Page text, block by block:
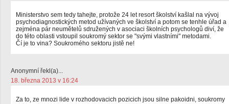
Ministerstvo sem tedy tahejte, protože 24 let resort školství kašlal na vývoj
psychodiagnostických metod užívaných ve školství a potom se tenhle úřad a
zejména pár neumětelů sdružených v asociaci školních psychologů diví, že
do této oblasti vstoupil soukromý sektor se "svými vlastními" metodami.
Čí je to vina? Soukromého sektoru jistě ne!
Anonymní řekl(a)...
18. března 2013 v 16:24
Za to, ze mnozi lide v rozhodovacich pozicich jsou silne pakoidni, soukromy